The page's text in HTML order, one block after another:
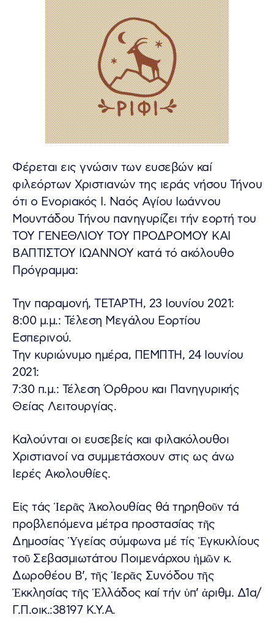
Φέρεται εις γνώσιν των ευσεβών καί
φιλεόρτων Χριστιανών της ιεράς νήσου Τήνου
ότι ο Ενοριακός Ι. Ναός Αγίου Ιωάννου
Μουντάδου Τήνου πανηγυρίζει τήν εορτή του
ΤΟΥ ΓΕΝΕΘΛΙΟΥ ΤΟΥ ΠΡΟΔΡΟΜΟΥ ΚΑΙ
ΒΑΠΤΙΣΤΟΥ ΙΩΑΝΝΟΥ κατά τό ακόλουθο
Πρόγραμμα:
Την παραμονή, ΤΕΤΑΡΤΗ, 23 Ιουνίου 2021:
8:00 μ.μ.: Τέλεση Μεγάλου Εορτίου
Εσπερινού.
Την κυριώνυμο ημέρα, ΠΕΜΠΤΗ, 24 Ιουνίου
2021:
7:30 π.μ.: Τέλεση Όρθρου και Πανηγυρικής
Θείας Λειτουργίας.
Καλούνται οι ευσεβείς και φιλακόλουθοι
Χριστιανοί να συμμετάσχουν στις ως άνω
Ιερές Ακολουθίες.
Εἰς τάς Ἱερᾶς Ἀκολουθίας θά τηρηθοῦν τά
προβλεπόμενα μέτρα προστασίας τῆς
Δημοσίας Ὑγείας σύμφωνα μέ τίς Ἐγκυκλίους
τοῦ Σεβασμιωτάτου Ποιμενάρχου ἡμῶν κ.
Δωροθέου Β’, τῆς Ἱερᾶς Συνόδου τῆς
Ἐκκλησίας τῆς Ἑλλάδος καί τήν ὑπ’ ἀριθμ. Δ1α/
Γ.Π.οικ.:38197 Κ.Υ.Α.